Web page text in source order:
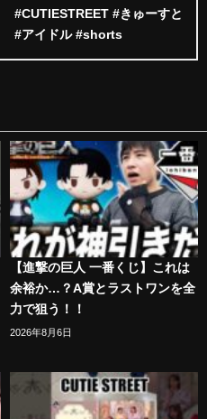
#CUTIESTREET #きゅーすと
#アイドル #shorts
【進撃の巨人 一番くじ】これは
余裕か…？A賞とラストワンを全
力で狙う！！
2026年8月6日